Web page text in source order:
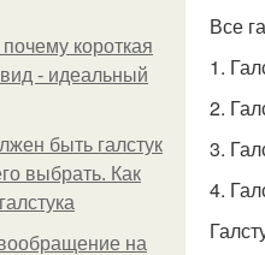
короткая
- идеальный
быть галстук
выбрать. Как
на
Все
1.
2.
3.
4.